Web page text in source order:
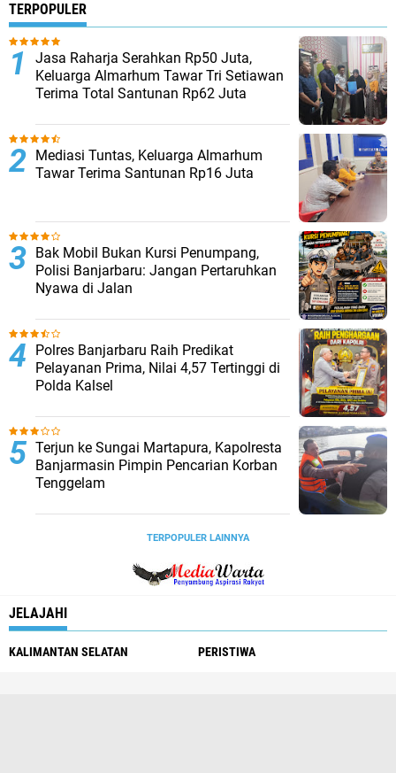
TERPOPULER
Jasa Raharja Serahkan Rp50 Juta,
Keluarga Almarhum Tawar Tri Setiawan
Terima Total Santunan Rp62 Juta
Mediasi Tuntas, Keluarga Almarhum
Tawar Terima Santunan Rp16 Juta
Bak Mobil Bukan Kursi Penumpang,
Polisi Banjarbaru: Jangan Pertaruhkan
Nyawa di Jalan
Polres Banjarbaru Raih Predikat
Pelayanan Prima, Nilai 4,57 Tertinggi di
Polda Kalsel
Terjun ke Sungai Martapura, Kapolresta
Banjarmasin Pimpin Pencarian Korban
Tenggelam
TERPOPULER LAINNYA
JELAJAHI
KALIMANTAN SELATAN PERISTIWA